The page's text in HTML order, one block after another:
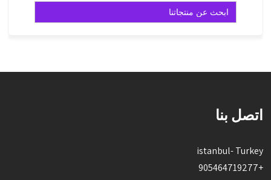
Search
for:
اتصل بنا
istanbul- Turkey
+905464719277